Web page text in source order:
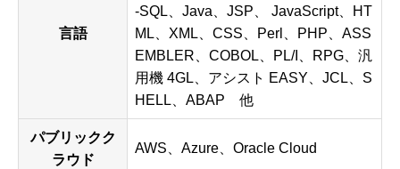
言語
-SQL、Java、JSP、 JavaScript、HT
ML、XML、CSS、Perl、PHP、ASS
EMBLER、COBOL、PL/I、RPG、汎
用機 4GL、アシスト EASY、JCL、S
HELL、ABAP 他
パブリックク
ラウド
AWS、Azure、Oracle Cloud